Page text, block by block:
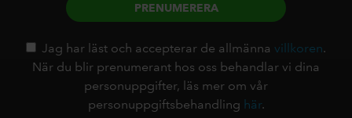
PRENUMERERA
Jag har läst och accepterar de allmänna villkoren.
När du blir prenumerant hos oss behandlar vi dina
personuppgifter, läs mer om vår
personuppgiftsbehandling här.